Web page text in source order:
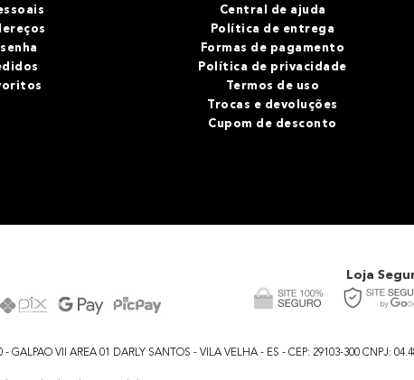
Central de ajuda
Política de entrega
Formas de pagamento
Política de privacidade
Termos de uso
Trocas e devoluções
Cupom de desconto
Loja
GALPAO VII AREA 01 DARLY SANTOS - VILA VELHA - ES - CEP: 29103-300 CNPJ: